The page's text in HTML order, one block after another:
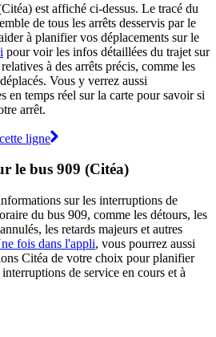
est affiché ci-dessus. Le tracé du
de tous les arrêts desservis par le
à planifier vos déplacements sur le
pour voir les infos détaillées du trajet sur
à des arrêts précis, comme les
Vous y verrez aussi
en temps réel sur la carte pour savoir si
arrêt.
ligne
le bus 909 (Citéa)
sur les interruptions de
du bus 909, comme les détours, les
les retards majeurs et autres
fois dans l'appli, vous pourrez aussi
Citéa de votre choix pour planifier
de service en cours et à